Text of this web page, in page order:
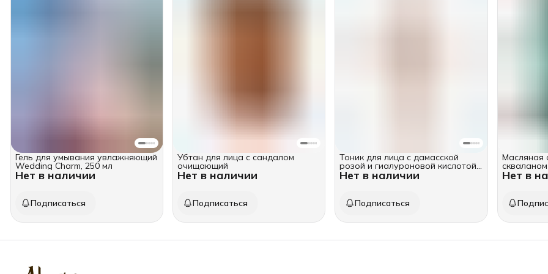
Нет в наличии
Гель для умывания увлажняющий
Wedding Charm, 250 мл
Подписаться
Нет в наличии
Убтан для лица с сандалом
очищающий
Подписаться
Нет в наличии
Тоник для лица с дамасской
розой и гиалуроновой кислотой,
100 мл
Подписаться
Нет в
Масляная
пшеницы,